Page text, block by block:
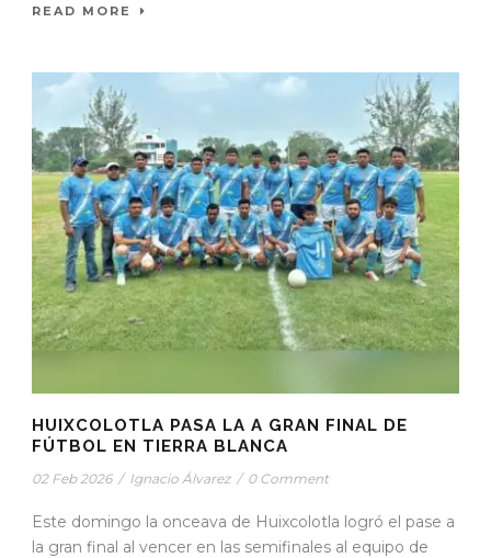
READ MORE
HUIXCOLOTLA PASA LA A GRAN FINAL DE
FÚTBOL EN TIERRA BLANCA
02 Feb 2026 / Ignacio Álvarez / 0 Comment
Este domingo la onceava de Huixcolotla logró el pase a
la gran final al vencer en las semifinales al equipo de